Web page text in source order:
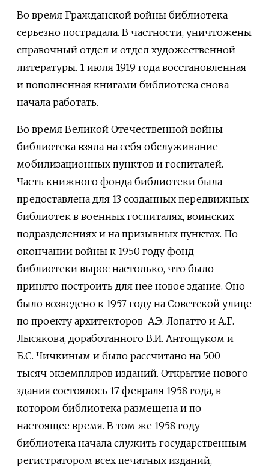
Во время Гражданской войны библиотека
серьезно пострадала. В частности, уничтожены
справочный отдел и отдел художественной
литературы. 1 июля 1919 года восстановленная
и пополненная книгами библиотека снова
начала работать.
Во время Великой Отечественной войны
библиотека взяла на себя обслуживание
мобилизационных пунктов и госпиталей.
Часть книжного фонда библиотеки была
предоставлена для 13 созданных передвижных
библиотек в военных госпиталях, воинских
подразделениях и на призывных пунктах. По
окончании войны к 1950 году фонд
библиотеки вырос настолько, что было
принято построить для нее новое здание. Оно
было возведено к 1957 году на Советской улице
по проекту архитекторов А.Э. Лопатто и А.Г.
Лысякова, доработанного В.И. Антощуком и
Б.С. Чичкиным и было рассчитано на 500
тысяч экземпляров изданий. Открытие нового
здания состоялось 17 февраля 1958 года, в
котором библиотека размещена и по
настоящее время. В том же 1958 году
библиотека начала служить государственным
регистратором всех печатных изданий,